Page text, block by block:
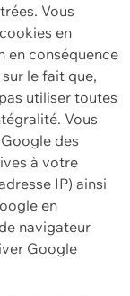
Vous
en
en conséquence
le fait que,
utiliser toutes
Vous
des
à votre
IP) ainsi
en
navigateur
Google